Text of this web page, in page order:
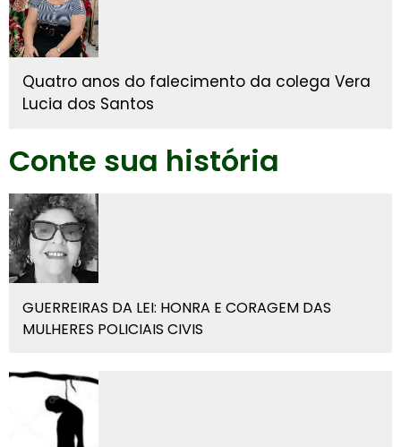
Quatro anos do falecimento da colega Vera
Lucia dos Santos
Conte sua história
GUERREIRAS DA LEI: HONRA E CORAGEM DAS
MULHERES POLICIAIS CIVIS